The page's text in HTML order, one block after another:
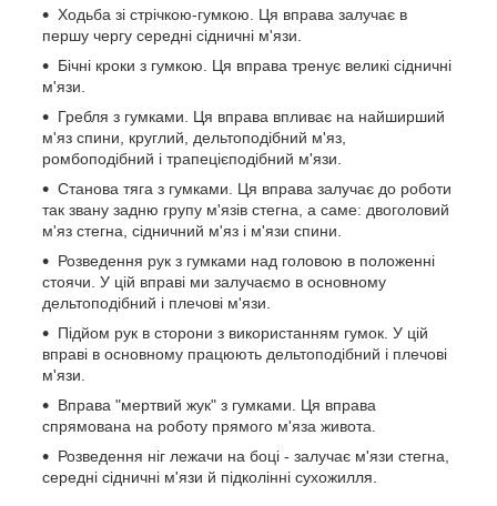
Ходьба зі стрічкою-гумкою. Ця вправа залучає в
першу чергу середні сідничні м'язи.
Бічні кроки з гумкою. Ця вправа тренує великі сідничні
м'язи.
Гребля з гумками. Ця вправа впливає на найширший
м'яз спини, круглий, дельтоподібний м'яз,
ромбоподібний і трапецієподібний м'язи.
Станова тяга з гумками. Ця вправа залучає до роботи
так звану задню групу м'язів стегна, а саме: двоголовий
м'яз стегна, сідничний м'яз і м'язи спини.
Розведення рук з гумками над головою в положенні
стоячи. У цій вправі ми залучаємо в основному
дельтоподібний і плечові м'язи.
Підйом рук в сторони з використанням гумок. У цій
вправі в основному працюють дельтоподібний і плечові
м'язи.
Вправа "мертвий жук" з гумками. Ця вправа
спрямована на роботу прямого м'яза живота.
Розведення ніг лежачи на боці - залучає м'язи стегна,
середні сідничні м'язи й підколінні сухожилля.